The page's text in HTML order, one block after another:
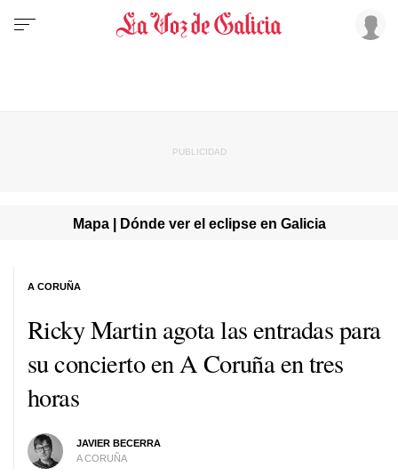
Mapa | Dónde ver el eclipse en Galicia
Ricky Martin agota las entradas para
su concierto en A Coruña en tres
horas
JAVIER BECERRA
A CORUÑA
A CORUÑA